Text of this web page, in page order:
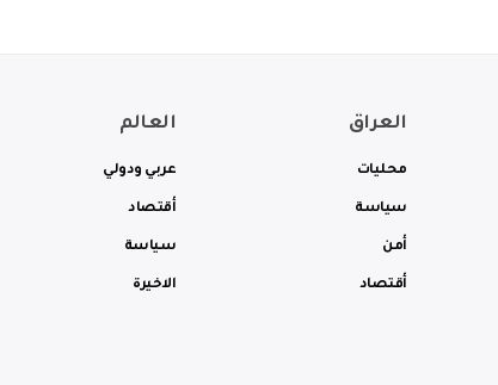
العراق
محليات
سياسة
أمن
أقتصاد
العالم
عربي ودولي
أقتصاد
سياسة
الاخيرة